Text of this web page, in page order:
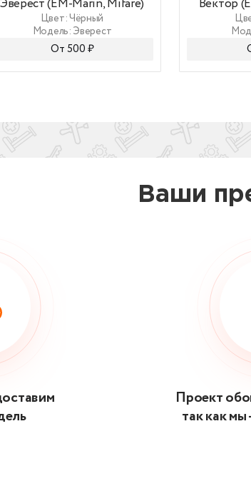
Эверест (EM-Marin, Mifare)
Цвет: Чёрный
Модель: Эверест
От 500 ₽
Вектор
Ваши
Проект
так как